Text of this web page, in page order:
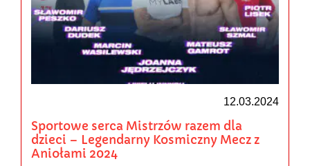
12.03.2024
Sportowe serca Mistrzów razem dla
dzieci – Legendarny Kosmiczny Mecz z
Aniołami 2024